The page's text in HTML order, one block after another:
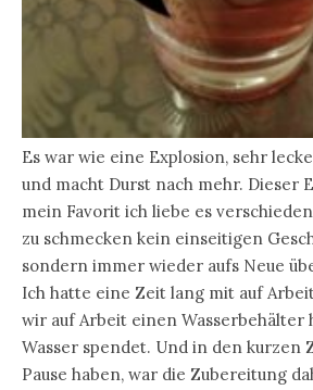
Es war wie eine Explosion, sehr
und macht Durst nach mehr. Dieser
mein Favorit ich liebe es
zu schmecken kein einseitigen
sondern immer wieder aufs Neue
Ich hatte eine Zeit lang mit auf
wir auf Arbeit einen Wasserbehälter
Wasser spendet. Und in den kurzen
Pause haben, war die Zubereitung